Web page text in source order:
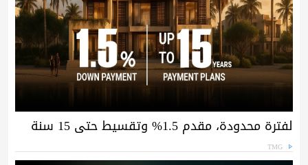
لفترة محدودة، مقدم 1.5% وتقسيط حتى 15 سنة
TMG